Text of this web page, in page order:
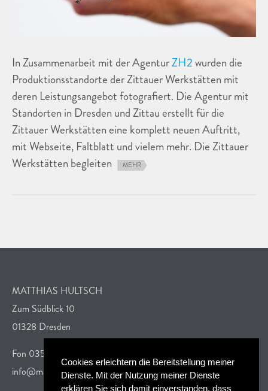
Cookies erleichtern die Bereitstellung meiner
Dienste. Mit der Nutzung meiner Dienste
erklären Sie sich damit einverstanden, dass
In Zusammenarbeit mit der AgenturZH2wurden die
Produktionsstandorte der Zittauer Werkstätten mit
deren Leistungsangebot fotografiert. Die Agentur mit
Standorten in Dresden und Zittau erstellt für die
Zittauer Werkstätten eine komplett neuen Auftritt,
mit Webseite, Faltblatt und vielem mehr. Die Zittauer
Werkstätten begleiten
MEHR
MATTHIAS HULTSCH
Zum Südblick 10
01328 Dresden
Fon 0351 26304408
info@matthias-hultsch.de